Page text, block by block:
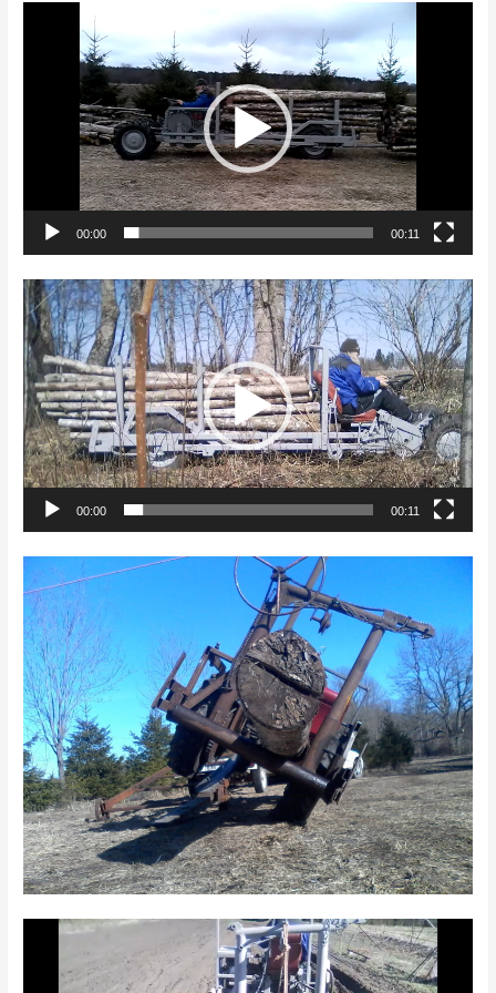
00:00 00:11
Videoesitaja
00:00 00:11
Videoesitaja